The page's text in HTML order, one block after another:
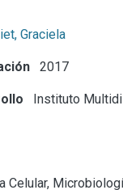
Graciela
2017
Instituto
Celular,